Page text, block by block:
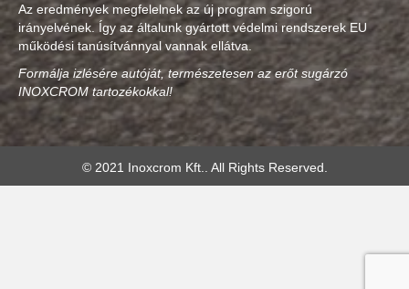
Az eredmények megfelelnek az új program szigorú
irányelvének. Így az általunk gyártott védelmi rendszerek EU
működési tanúsítvánnyal vannak ellátva.
Formálja izlésére autóját, természetesen az erőt sugárzó
INOXCROM tartozékokkal!
© 2021 Inoxcrom Kft.. All Rights Reserved.